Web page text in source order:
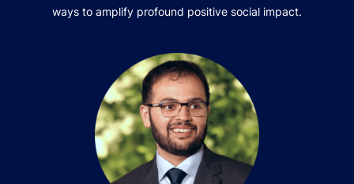
ways to amplify profound positive social impact.